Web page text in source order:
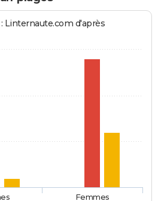
Linternaute.com d'après
Femmes